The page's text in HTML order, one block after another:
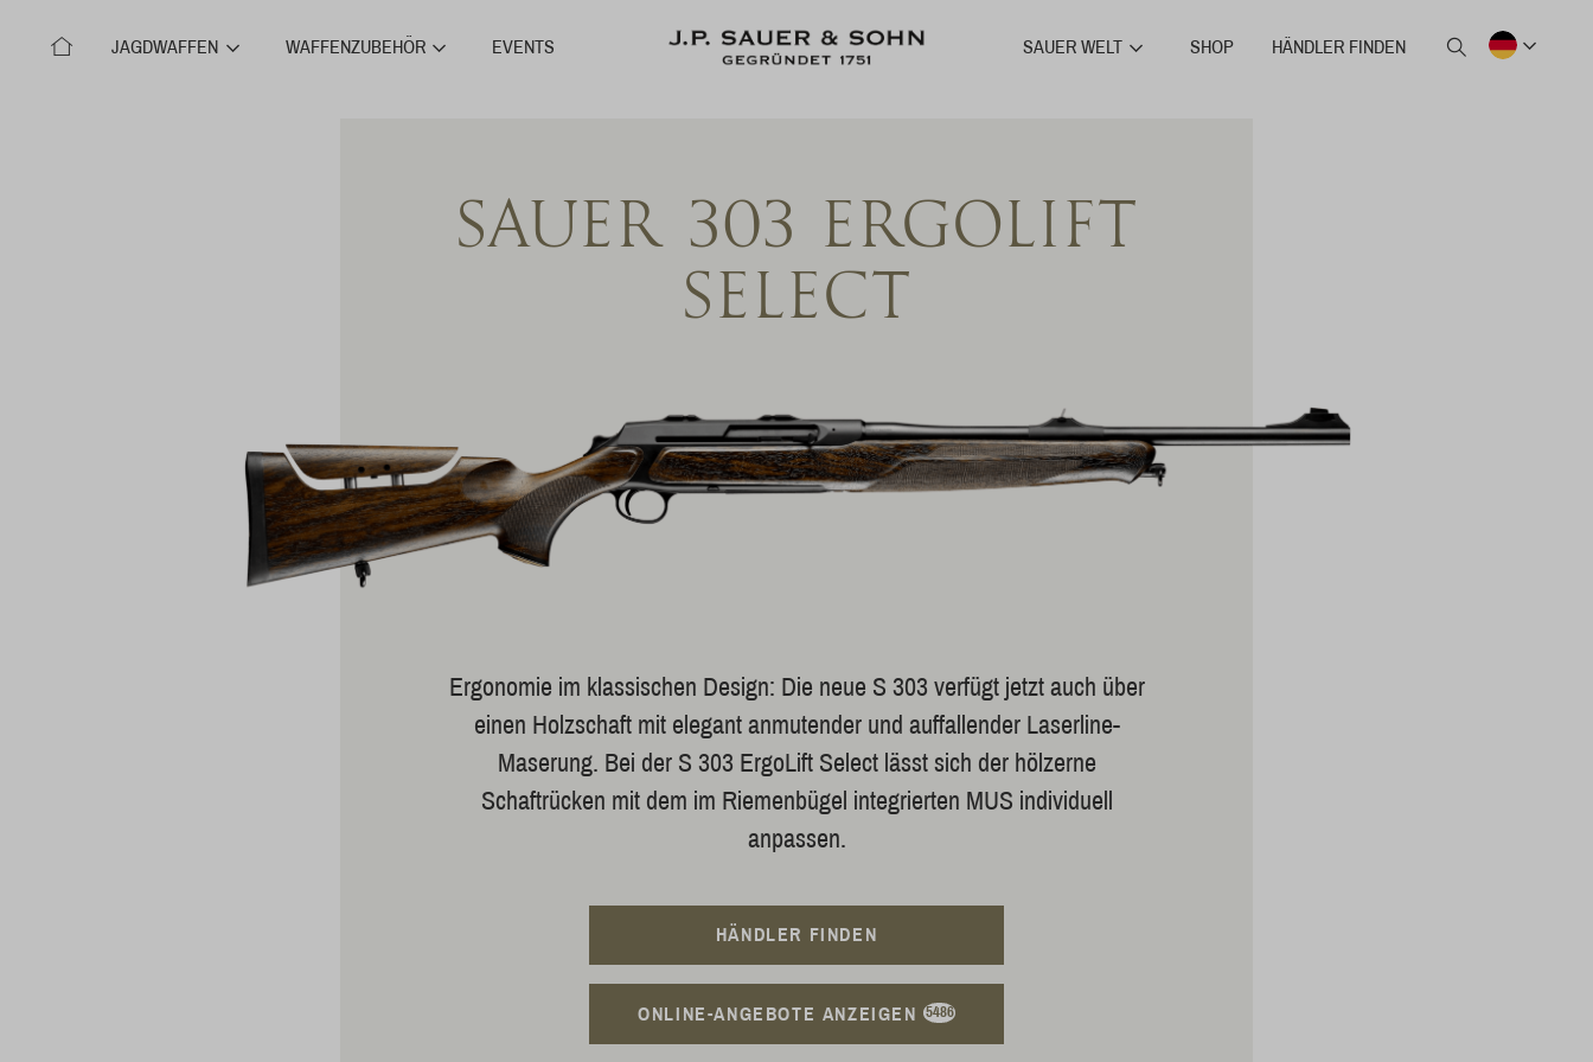
JAGDWAFFEN WAFFENZUBEHÖR EVENTS SAUER WELT SHOP HÄNDLER FINDEN
SAUER 303 ERGOLIFT
SELECT
Ergonomie im klassischen Design: Die neue S 303 verfügt jetzt auch über
einen Holzschaft mit elegant anmutender und auffallender Laserline-
Maserung. Bei der S 303 ErgoLift Select lässt sich der hölzerne
Schaftrücken mit dem im Riemenbügel integrierten MUS individuell
anpassen.
HÄNDLER FINDEN
ONLINE-ANGEBOTE ANZEIGEN5486